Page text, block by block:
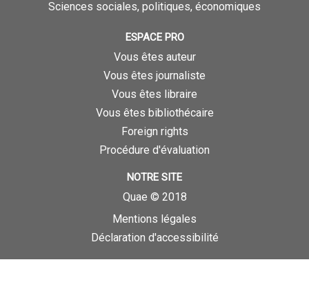
Sciences sociales, politiques, économiques
ESPACE PRO
Vous êtes auteur
Vous êtes journaliste
Vous êtes libraire
Vous êtes bibliothécaire
Foreign rights
Procédure d'évaluation
NOTRE SITE
Quae © 2018
Mentions légales
Déclaration d'accessibilité